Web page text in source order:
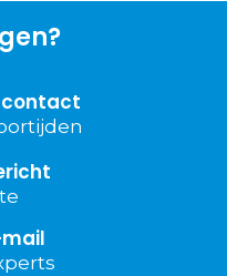
contact